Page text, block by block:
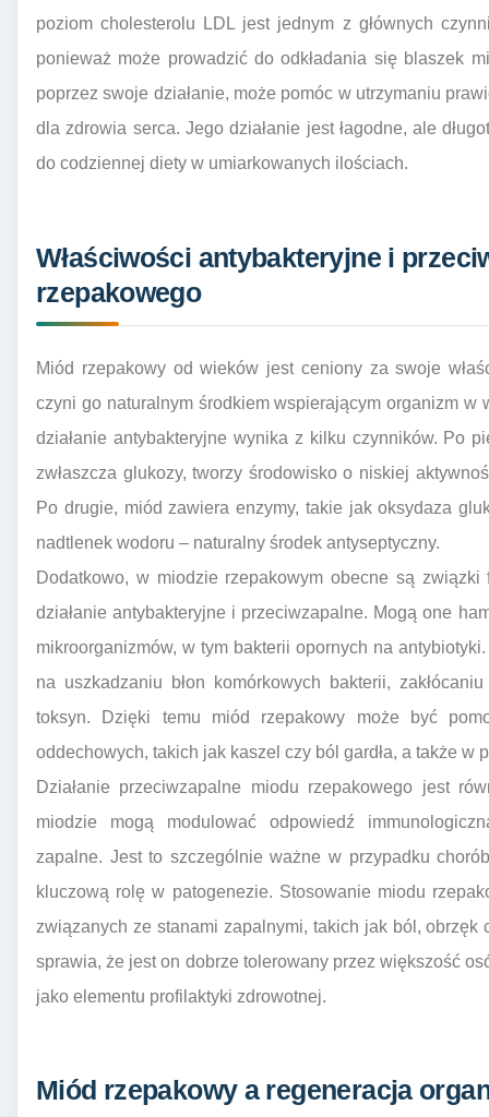
poziom cholesterolu LDL jest jednym z głównych
ponieważ może prowadzić do odkładania się blaszek
poprzez swoje działanie, może pomóc w utrzymaniu
dla zdrowia serca. Jego działanie jest łagodne, ale
do codziennej diety w umiarkowanych ilościach.
Właściwości antybakteryjne i
rzepakowego
Miód rzepakowy od wieków jest ceniony za swoje
czyni go naturalnym środkiem wspierającym organizm
działanie antybakteryjne wynika z kilku czynników. Po
zwłaszcza glukozy, tworzy środowisko o niskiej
Po drugie, miód zawiera enzymy, takie jak oksydaza
nadtlenek wodoru – naturalny środek antyseptyczny.
Dodatkowo, w miodzie rzepakowym obecne są
działanie antybakteryjne i przeciwzapalne. Mogą one
mikroorganizmów, w tym bakterii opornych na
na uszkadzaniu błon komórkowych bakterii,
toksyn. Dzięki temu miód rzepakowy może być
oddechowych, takich jak kaszel czy ból gardła, a także w
Działanie przeciwzapalne miodu rzepakowego jest
miodzie mogą modulować odpowiedź
zapalne. Jest to szczególnie ważne w przypadku
kluczową rolę w patogenezie. Stosowanie miodu
związanych ze stanami zapalnymi, takich jak ból, obrzęk
sprawia, że jest on dobrze tolerowany przez większość
jako elementu profilaktyki zdrowotnej.
Miód rzepakowy a regeneracja